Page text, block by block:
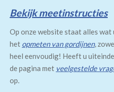
Bekijk meetinstructies
Op onze website staat alles
het opmeten van gordijnen,
heel eenvoudig! Heeft u
de pagina met veelgestelde
op.